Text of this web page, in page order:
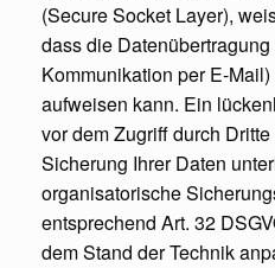
(Secure Socket Layer),
dass die
Kommunikation per E-
aufweisen kann. Ein
vor dem Zugriff durch
Sicherung Ihrer Daten
organisatorische
entsprechend Art. 32
dem Stand der Technik